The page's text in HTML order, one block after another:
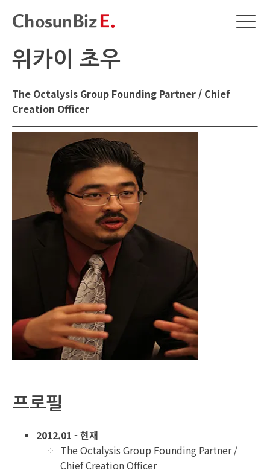
위카이 초우
The Octalysis Group Founding Partner / Chief
Creation Officer
프로필
2012.01 - 현재
The Octalysis Group Founding Partner /
Chief Creation Officer